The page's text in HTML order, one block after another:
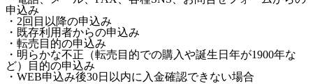
申込み
・2回目以降の申込み
・既存利用者からの申込み
・転売目的の申込み
・明らかな不正（転売目的での購入や誕生日年が1900年な
ど）目的の申込み
・WEB申込み後30日以内に入金確認できない場合